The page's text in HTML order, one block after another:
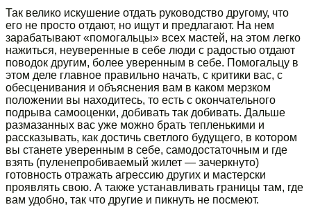
Так велико искушение отдать руководство другому, что
его не просто отдают, но ищут и предлагают. На нем
зарабатывают «помогальцы» всех мастей, на этом легко
нажиться, неуверенные в себе люди с радостью отдают
поводок другим, более уверенным в себе. Помогальцу в
этом деле главное правильно начать, с критики вас, с
обесценивания и объяснения вам в каком мерзком
положении вы находитесь, то есть с окончательного
подрыва самооценки, добивать так добивать. Дальше
размазанных вас уже можно брать тепленькими и
рассказывать, как достичь светлого будущего, в котором
вы станете уверенным в себе, самодостаточным и где
взять (пуленепробиваемый жилет — зачеркнуто)
готовность отражать агрессию других и мастерски
проявлять свою. А также устанавливать границы там, где
вам удобно, так что другие и пикнуть не посмеют.